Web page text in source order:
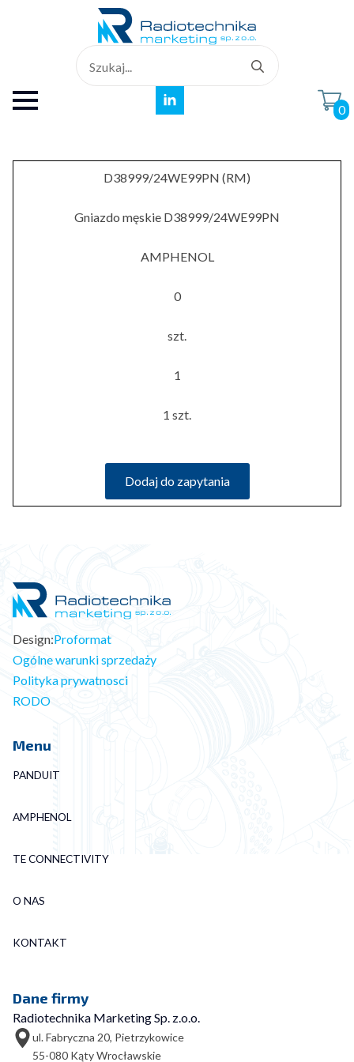
for:
0
D38999/24WE99PN (RM)
Gniazdo męskie D38999/24WE99PN
AMPHENOL
0
szt.
1
1 szt.
Dodaj do zapytania
Design:Proformat
Ogólne warunki sprzedaży
Polityka prywatnosci
RODO
Menu
PANDUIT
AMPHENOL
TE CONNECTIVITY
O NAS
KONTAKT
Dane firmy
Radiotechnika Marketing Sp. z.o.o.
ul. Fabryczna 20, Pietrzykowice
55-080 Kąty Wrocławskie